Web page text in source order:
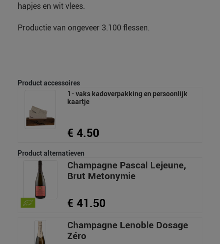
hapjes en wit vlees.
Productie van ongeveer 3.100 flessen.
Product accessoires
1- vaks kadoverpakking en persoonlijk
kaartje
€ 4.50
Product alternatieven
Champagne Pascal Lejeune,
Brut Metonymie
€ 41.50
Champagne Lenoble Dosage
Zéro